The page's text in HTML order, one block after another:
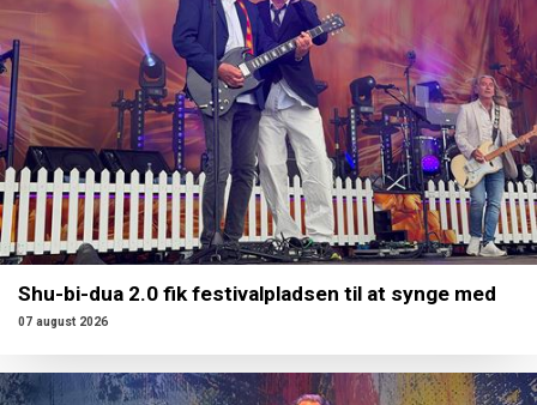
Shu-bi-dua 2.0 fik festivalpladsen til at synge med
07 august 2026